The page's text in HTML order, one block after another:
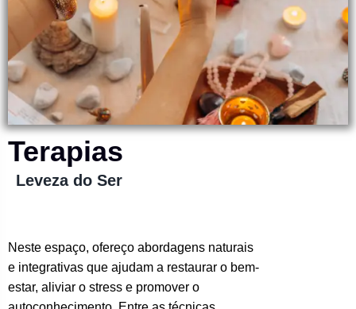
Terapias
Leveza do Ser
Neste espaço, ofereço abordagens naturais
e integrativas que ajudam a restaurar o bem-
estar, aliviar o stress e promover o